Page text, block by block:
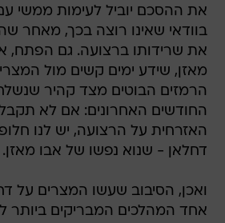
את ההסכם יוביל לעימות ממשי
בוודאי שאינו רוצה בכך, מאחר
את שרידותו ברצועה. גם הפתח, או
מאזן, שידע ימים קשים מול
הרמזים הבוטים מצד קהיר
החודשים האחרונים: אם לא
האזרחית על הרצועה, יש לנו
דחלאן - שנוא נפשו של אבו מאזן.
ואכן, הסיבוב שעשו המצרים על
אחד המהלכים המבריקים ביותר